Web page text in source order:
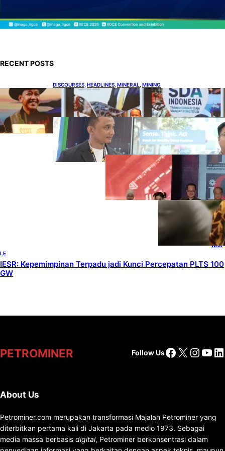
RECENT POSTS
DISCOURSES HEADLINES MINERAL MINING
Bahlil Luncurkan 10 Buku Rekam Jejak
Kepemimpinan dan Kebijakan
HEADLINES, TECHNOLOGY
Teknologi Keselamatan, Penentu
Baru Persaingan Industri
Otomotif
DOWNSTREAM
HEADLINES
Terbuka, Peluang
Usaha bagi IKM
Alas Kaki Lokal
ENER
GY ,
HEAD
LINES
,
RENE
WAB
LE
IESR: Kepemimpinan Terpadu jadi Kunci Percepatan PLTS 100
GW
PETROMINER Follow UsFacebook
X
About Us
Petrominer.com merupakan transformasi Majalah Petrominer yang
diterbitkan pertama kali di Jakarta pada medio 1973. Sebagai
media massa berbasis digital, Petrominer berkonsentrasi dalam